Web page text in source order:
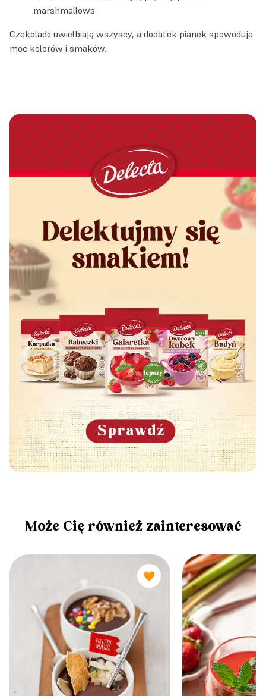
marshmallows.
Czekoladę uwielbiają wszyscy, a dodatek pianek spowoduje
moc kolorów i smaków.
Może Cię również zainteresować
🧡